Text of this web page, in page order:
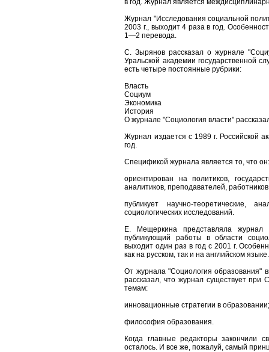
в год. Журнал является
Журнал "Исследования социальной
2003 г., выходит 4 раза в год.
1—2 перевода.
С. Зырянов рассказал о журнале
Уральской академии государственной
есть четыре постоянные рубрики:
Власть
Социум
Экономика
История
О журнале "Социология власти"
Журнал издается с 1989 г. Российской
год.
Спецификой журнала является то, что
ориентирован на политиков,
аналитиков, преподавателей,
публикует научно-теоретические,
социологических исследований.
Е. Мещеркина представляла журнал
публикующий работы в области
выходит один раз в год с 2001 г.
как на русском, так и на английском языке.
От журнала "Социология образования"
рассказал, что журнал существует при
темам:
инновационные стратегии в
философия образования.
Когда главные редакторы закончили
осталось. И все же, пожалуй, самый